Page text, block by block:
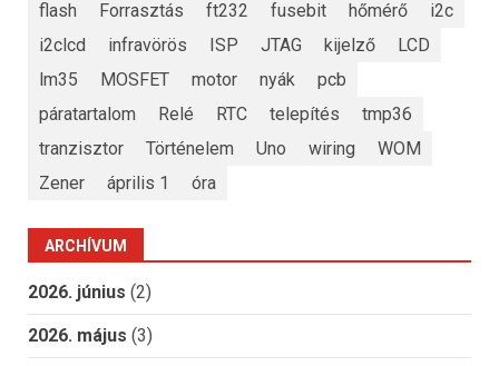
flash
Forrasztás ft232 fusebit hőmérő
i2c
i2clcd
infravörös ISP JTAG kijelző
LCD
lm35
MOSFET motor nyák
pcb
páratartalom
Relé RTC telepítés
tmp36
tranzisztor
Történelem Uno wiring
WOM
Zener
április 1 óra
ARCHÍVUM
2026. június (2)
2026. május (3)